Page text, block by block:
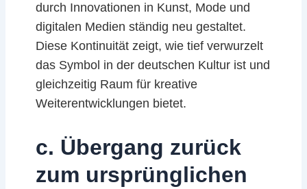
durch Innovationen in Kunst, Mode und
digitalen Medien ständig neu gestaltet.
Diese Kontinuität zeigt, wie tief verwurzelt
das Symbol in der deutschen Kultur ist und
gleichzeitig Raum für kreative
Weiterentwicklungen bietet.
c. Übergang zurück
zum ursprünglichen